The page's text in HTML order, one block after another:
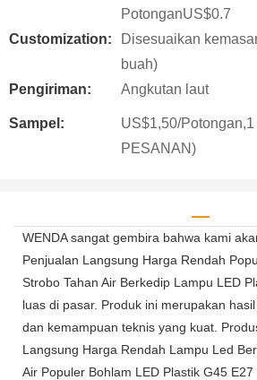
PotonganUS$0.7
Customization:
Disesuaikan
buah)
Pengiriman:
Angkutan laut
Sampel:
US$1,50/
PESANAN)
WENDA sangat gembira bahwa kami
Penjualan Langsung Harga Rendah
Strobo Tahan Air Berkedip Lampu LED
luas di pasar. Produk ini merupakan
dan kemampuan teknis yang kuat.
Langsung Harga Rendah Lampu Led
Air Populer Bohlam LED Plastik G45